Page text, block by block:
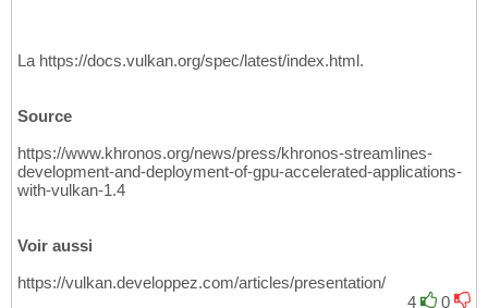
La https://docs.vulkan.org/spec/latest/index.html.
Source
https://www.khronos.org/news/press/khronos-streamlines-
development-and-deployment-of-gpu-accelerated-applications-
with-vulkan-1.4
Voir aussi
https://vulkan.developpez.com/articles/presentation/
4
0